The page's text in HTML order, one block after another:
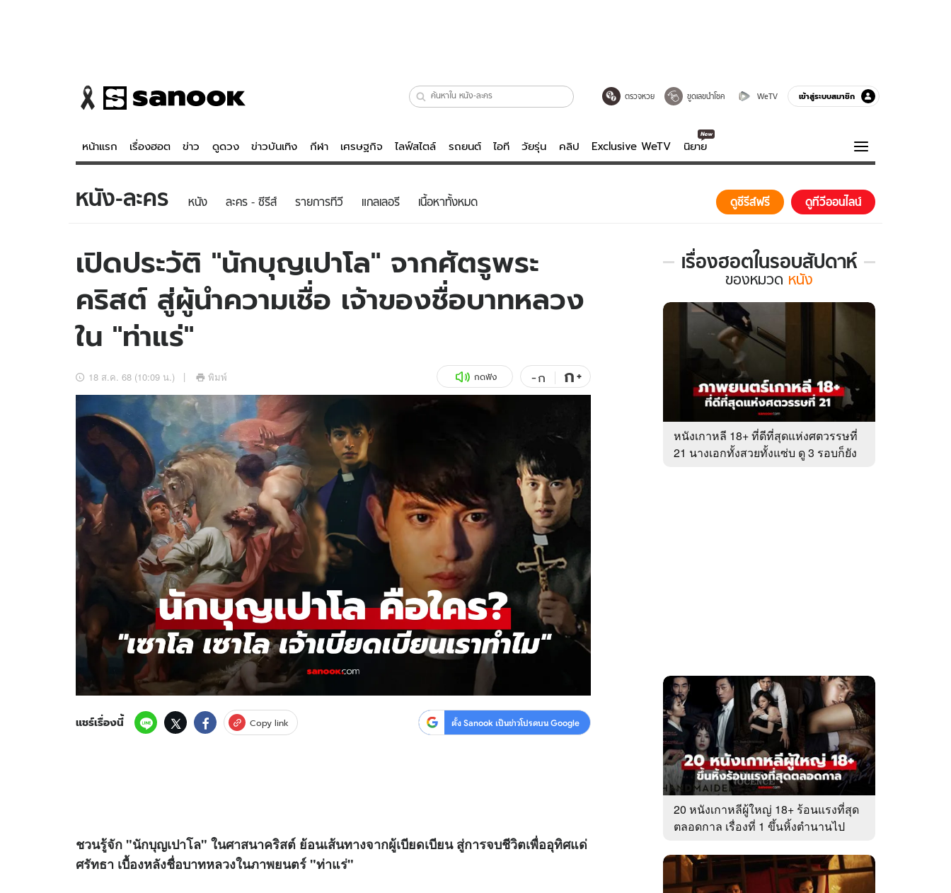
ตรวจหวย ขูดเลขนำโชค WeTV เข้าสู่ระบบสมาชิก
หน้าแรก เรื่องฮอต ข่าว ดูดวง ข่าวบันเทิง กีฬา เศรษฐกิจ ไลฟ์สไตล์ รถยนต์ ไอที วัยรุ่น คลิป Exclusive WeTV นิยาย
ข่าว
ข่าวบันเทิง
ข่าวกีฬา
ข่าวเศรษฐกิจ
อัปเดตจีน
ดูดวง - ตรวจหวย
สถิติหวยไทย
หวยลาว
ไลฟ์สไตล์
วัยรุ่น
ไอที
รถยนต์
เที่ยว-กิน
Tasteful Thailand
Sanook Choice
คลิป
WeTV
Exclusive WeTV
ความรู้รอบตัว
ฮาวทู
ดาวน์โหลดสนุกแอปฟรี ติดตามสนุกโซเชียลได้ที่
สงวนลิขสิทธิ์ ©2569บริษัท อิมเมจ ฟิวเจอร์ (ประเทศไทย) จำกัด
หนัง-ละคร หนัง ละคร - ซีรีส์ รายการทีวี แกลเลอรี เนื้อหาทั้งหมด ดูซีรีส์ฟรี ดูทีวีออนไลน์
เปิดประวัติ "นักบุญเปาโล" จากศัตรูพระ
คริสต์ สู่ผู้นำความเชื่อ เจ้าของชื่อบาทหลวง
ใน "ท่าแร่"
18 ส.ค. 68 (10:09 น.) พิมพ์ กดฟัง -ก ก+
แชร์เรื่องนี้ Copy link ตั้ง Sanook เป็นข่าวโปรดบน Google
ชวนรู้จัก "นักบุญเปาโล" ในศาสนาคริสต์ ย้อนเส้นทางจากผู้เบียดเบียน สู่การจบชีวิตเพื่ออุทิศแด่
ศรัทธา เบื้องหลังชื่อบาทหลวงในภาพยนตร์ "ท่าแร่"
เรื่องฮอตในรอบสัปดาห์
เรื่อง
ใน
รอบ
ของหมวด หนัง
หนังเกาหลี 18+ ที่ดีที่สุดแห่งศตวรรษที่
21 นางเอกทั้งสวยทั้งแซ่บ ดู 3 รอบก็ยัง
20 หนังเกาหลีผู้ใหญ่ 18+ ร้อนแรงที่สุด
ตลอดกาล เรื่องที่ 1 ขึ้นหิ้งตำนานไป